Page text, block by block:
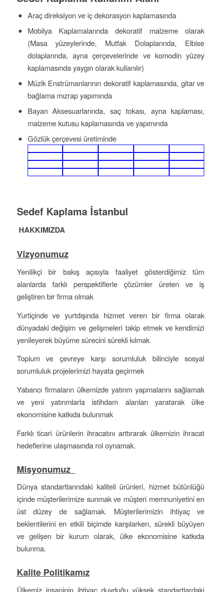
Araç direksiyon ve iç dekorasyon kaplamasında
Mobilya Kaplamalarında dekoratif malzeme olarak
(Masa yüzeylerinde, Mutfak Dolaplarında, Elbise
dolaplarında, ayna çerçevelerinde ve komodin yüzey
kaplamasında yaygın olarak kullanılır)
Müzik Enstrümanlarının dekoratif kaplamasında, gitar ve
bağlama mızrap yapımında
Bayan Aksesuarlarında, saç tokası, ayna kaplaması,
malzeme kutusu kaplamasında ve yapımında
Gözlük çerçevesi üretiminde
Sedef Kaplama İstanbul
HAKKIMIZDA
Vizyonumuz
Yenilikçi bir bakış açısıyla faaliyet gösterdiğimiz tüm
alanlarda farklı perspektiflerle çözümler üreten ve iş
geliştiren bir firma olmak
Yurtiçinde ve yurtdışında hizmet veren bir firma olarak
dünyadaki değişim ve gelişmeleri takip etmek ve kendimizi
yenileyerek büyüme sürecini sürekli kılmak
Toplum ve çevreye karşı sorumluluk bilinciyle sosyal
sorumluluk projelerimizi hayata geçirmek
Yabancı firmaların ülkemizde yatırım yapmalarını sağlamak
ve yeni yatırımlarla istihdam alanları yaratarak ülke
ekonomisine katkıda bulunmak
Farklı ticari ürünlerin ihracatını arttırarak ülkemizin ihracat
hedeflerine ulaşmasında rol oynamak.
Misyonumuz
Dünya standartlarındaki kaliteli ürünleri, hizmet bütünlüğü
içinde müşterilerimize sunmak ve müşteri memnuniyetini en
üst düzey de sağlamak. Müşterilerimizin ihtiyaç ve
beklentilerini en etkili biçimde karşılarken, sürekli büyüyen
ve gelişen bir kurum olarak, ülke ekonomisine katkıda
bulunma.
Kalite Politikamız
Ülkemiz insaninin ihtiyaç duyduğu yüksek standartlardaki